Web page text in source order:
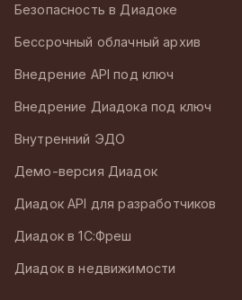
Безопасность в Диадоке
Бессрочный облачный архив
Внедрение API под ключ
Внедрение Диадока под ключ
Внутренний ЭДО
Демо-версия Диадок
Диадок API для разработчиков
Диадок в 1С:Фреш
Диадок в недвижимости